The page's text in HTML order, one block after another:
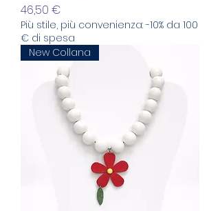
Prezzo
46,50 €
Più stile, più convenienza: -10% da 100
€ di spesa
New Collana